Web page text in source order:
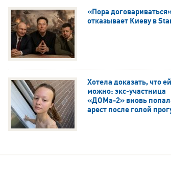
«Пора
отказывает Киеву в
Хотела доказать, что
можно: экс-участница
«ДОМа-2» вновь
арест после голой